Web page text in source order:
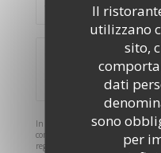
Il
utilizzano
sito,
dati
sono
per
In conformità al Codice del
commerciali iscrivendoti al
registrodelleopposizioni.it. Per